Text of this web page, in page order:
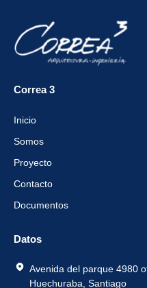
Correa 3
Inicio
Somos
Proyecto
Contacto
Documentos
Datos
Avenida del parque 4980
Huechuraba, Santiago